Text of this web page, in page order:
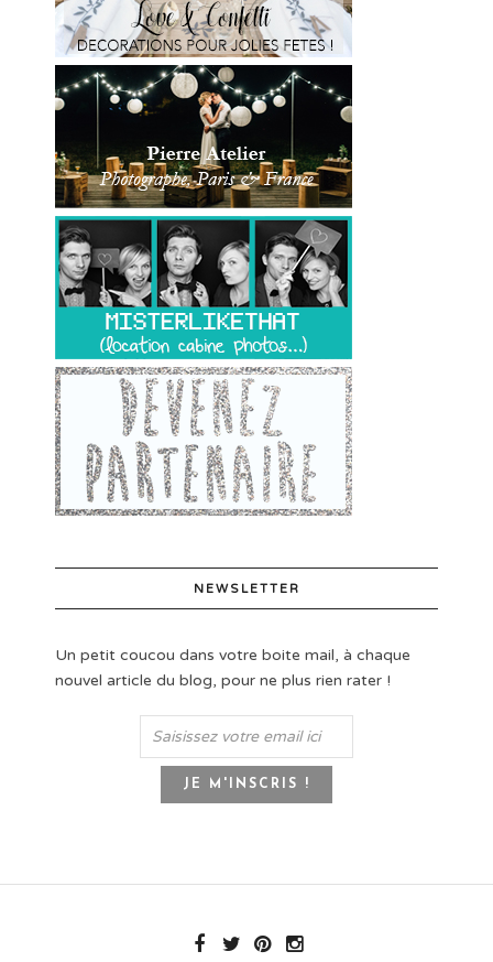
NEWSLETTER
Un petit coucou dans votre boite mail, à chaque
nouvel article du blog, pour ne plus rien rater !